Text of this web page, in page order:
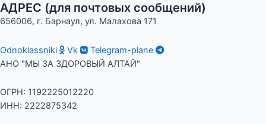
АДРЕС (для почтовых сообщений)
656006, г. Барнаул, ул. Малахова 171
Odnoklassniki Vk
Telegram-plane
АНО "МЫ ЗА ЗДОРОВЫЙ АЛТАЙ"
ОГРН: 1192225012220
ИНН: 2222875342